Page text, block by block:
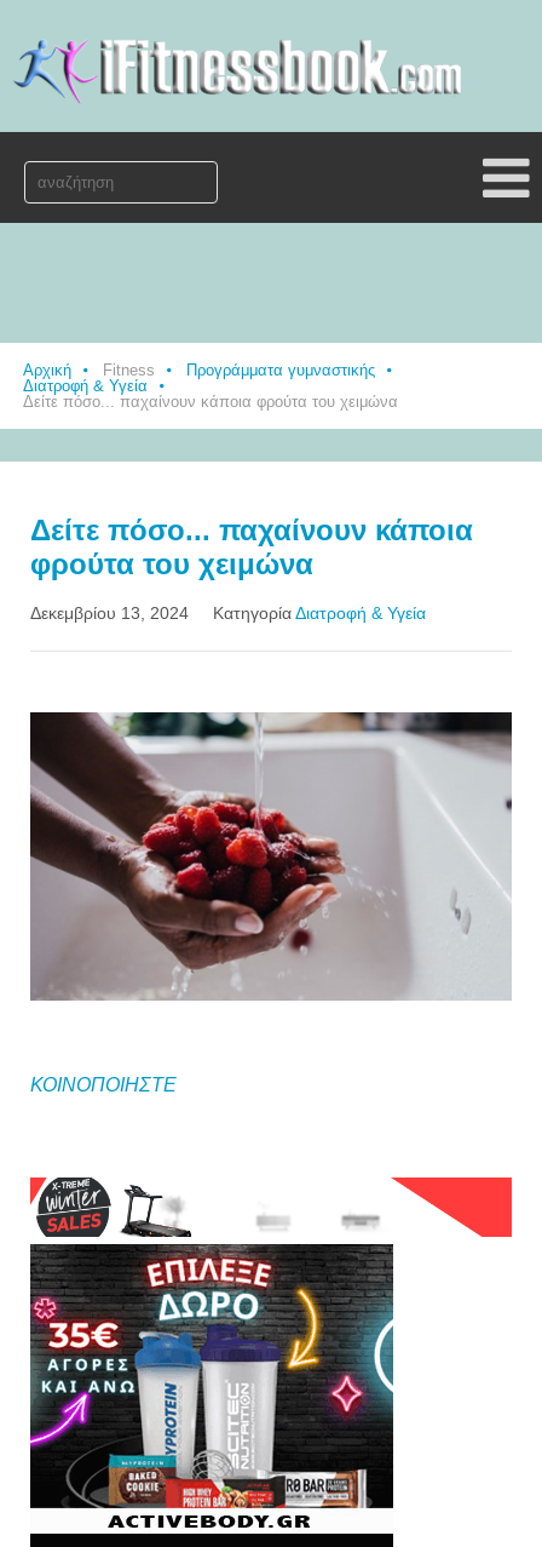
Αρχική Fitness
Προγράμματα γυμναστικής
Διατροφή & Υγεία
Δείτε πόσο... παχαίνουν κάποια φρούτα του χειμώνα
Δείτε πόσο... παχαίνουν κάποια
φρούτα του χειμώνα
Δεκεμβρίου 13, 2024 ΚατηγορίαΔιατροφή & Υγεία
ΚΟΙΝΟΠΟΙΗΣΤΕ